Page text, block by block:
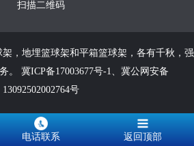
扫描二维码
架 ， 地埋篮球架和平箱篮球架 ，各有千秋，强
。 冀ICP备17003677号-1
冀公网安备
13092502002764号
电话联系 返回顶部